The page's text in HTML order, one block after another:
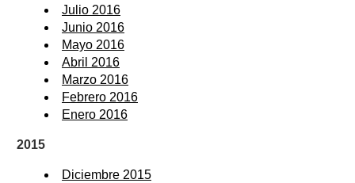
Julio 2016
Junio 2016
Mayo 2016
Abril 2016
Marzo 2016
Febrero 2016
Enero 2016
2015
Diciembre 2015